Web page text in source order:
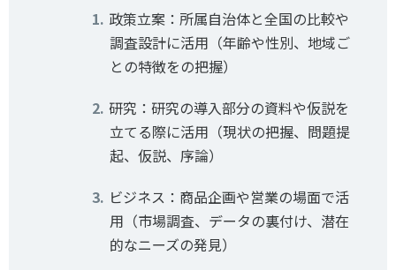
政策立案：所属自治体と全国の比較や
調査設計に活用（年齢や性別、地域ご
との特徴をの把握）
研究：研究の導入部分の資料や仮説を
立てる際に活用（現状の把握、問題提
起、仮説、序論）
ビジネス：商品企画や営業の場面で活
用（市場調査、データの裏付け、潜在
的なニーズの発見）